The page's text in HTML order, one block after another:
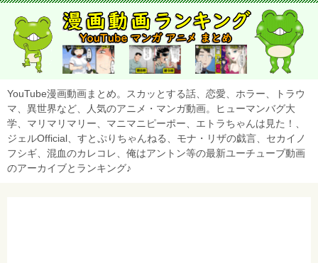
YouTube漫画動画まとめ。スカッとする話、恋愛、ホラー、トラウ
マ、異世界など、人気のアニメ・マンガ動画。ヒューマンバグ大
学、マリマリマリー、マニマニピーポー、エトラちゃんは見た！、
ジェルOfficial、すとぷりちゃんねる、モナ・リザの戯言、セカイノ
フシギ、混血のカレコレ、俺はアントン等の最新ユーチューブ動画
のアーカイブとランキング♪